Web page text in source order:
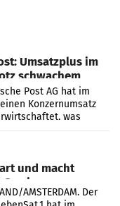
Umsatzplus im
schwachem
Post AG hat im
Konzernumsatz
was
gegenüber dem
und macht
AMSTERDAM. Der